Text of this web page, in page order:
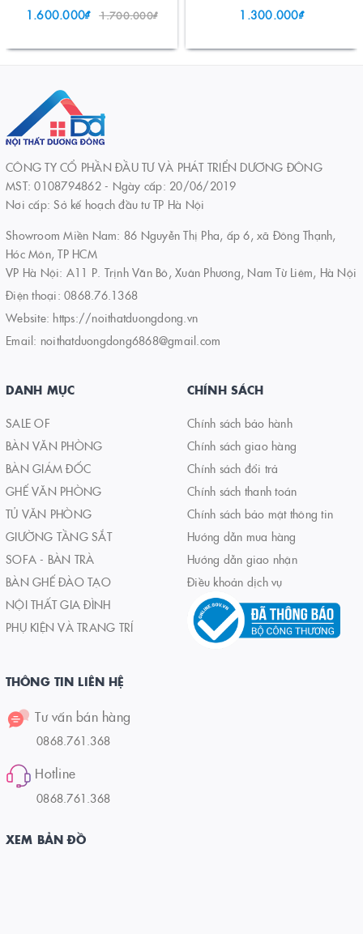
1.600.000₫
1.700.000₫
1.300.000₫
CÔNG TY CỔ PHẦN ĐẦU TƯ VÀ PHÁT TRIỂN DƯƠNG ĐÔNG
MST: 0108794862 - Ngày cấp: 20/06/2019
Nơi cấp: Sở kế hoạch đầu tư TP Hà Nội
Showroom Miền Nam: 86 Nguyễn Thị Pha, ấp 6, xã Đông Thạnh,
Hóc Môn, TP HCM
VP Hà Nội: A11 P. Trịnh Văn Bô, Xuân Phương, Nam Từ Liêm, Hà Nội
Điện thoại: 0868.76.1368
Website: https://noithatduongdong.vn
Email: noithatduongdong6868@gmail.com
DANH MỤC
SALE OF
BÀN VĂN PHÒNG
BÀN GIÁM ĐỐC
GHẾ VĂN PHÒNG
TỦ VĂN PHÒNG
GIƯỜNG TẦNG SẮT
SOFA - BÀN TRÀ
BÀN GHẾ ĐÀO TẠO
NỘI THẤT GIA ĐÌNH
PHỤ KIỆN VÀ TRANG TRÍ
CHÍNH SÁCH
Chính sách bảo hành
Chính sách giao hàng
Chính sách đổi trả
Chính sách thanh toán
Chính sách bảo mật thông tin
Hướng dẫn mua hàng
Hướng dẫn giao nhận
Điều khoản dịch vụ
THÔNG TIN LIÊN HỆ
Tư vấn bán hàng
0868.761.368
Hotline
0868.761.368
XEM BẢN ĐỒ